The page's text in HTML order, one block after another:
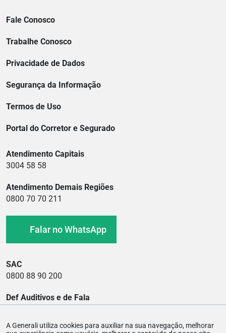
Fale Conosco
Trabalhe Conosco
Privacidade de Dados
Segurança da Informação
Termos de Uso
Portal do Corretor e Segurado
Atendimento Capitais
3004 58 58
Atendimento Demais Regiões
0800 70 70 211
Falar no WhatsApp
SAC
0800 88 90 200
Def Auditivos e de Fala
Ouvidoria
A Generali utiliza cookies para auxiliar na sua navegação, melhorar